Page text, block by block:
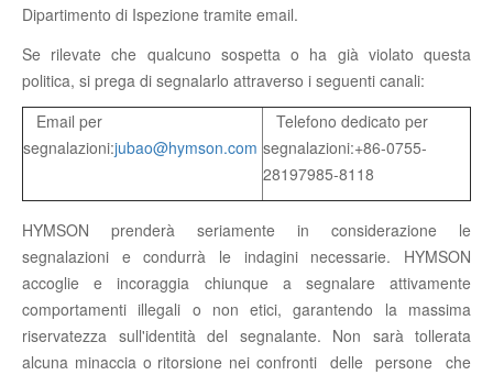
Dipartimento di Ispezione tramite email.
Se rilevate che qualcuno sospetta o ha già violato questa
politica, si prega di segnalarlo attraverso i seguenti canali:
Email per
segnalazioni:jubao@hymson.com
Telefono dedicato per
segnalazioni:+86-0755-
28197985-8118
HYMSON prenderà seriamente in considerazione le
segnalazioni e condurrà le indagini necessarie. HYMSON
accoglie e incoraggia chiunque a segnalare attivamente
comportamenti illegali o non etici, garantendo la massima
riservatezza sull'identità del segnalante. Non sarà tollerata
alcuna minaccia o ritorsione nei confronti delle persone che